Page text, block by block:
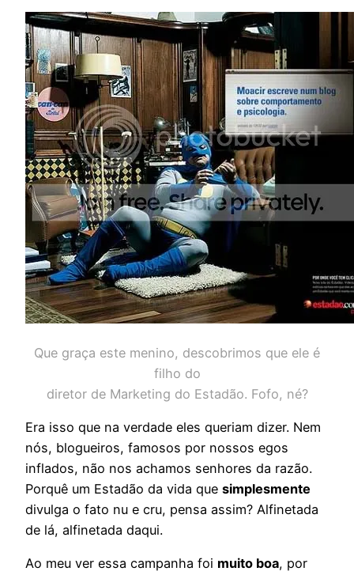
Que graça este menino, descobrimos que ele é
filho do
diretor de Marketing do Estadão. Fofo, né?
Era isso que na verdade eles queriam dizer. Nem
nós, blogueiros, famosos por nossos egos
inflados, não nos achamos senhores da razão.
Porquê um Estadão da vida que simplesmente
divulga o fato nu e cru, pensa assim? Alfinetada
de lá, alfinetada daqui.
Ao meu ver essa campanha foi muito boa, por